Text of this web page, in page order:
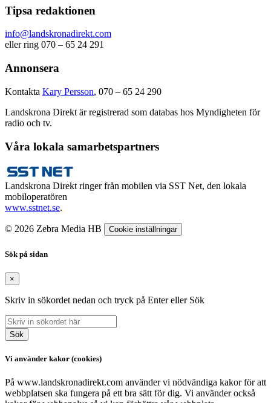
Tipsa redaktionen
info@landskronadirekt.com
eller ring 070 – 65 24 291
Annonsera
Kontakta Kary Persson, 070 – 65 24 290
Landskrona Direkt är registrerad som databas hos Myndigheten för
radio och tv.
Våra lokala samarbetspartners
Landskrona Direkt ringer från mobilen via SST Net, den lokala
mobiloperatören
www.sstnet.se.
© 2026 Zebra Media HB Cookie inställningar
Sök på sidan
×
Skriv in sökordet nedan och tryck på Enter eller Sök
Sök
Vi använder kakor (cookies)
På www.landskronadirekt.com använder vi nödvändiga kakor för att
webbplatsen ska fungera på ett bra sätt för dig. Vi använder också